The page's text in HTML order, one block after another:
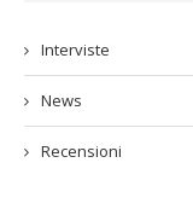
Interviste
News
Recensioni